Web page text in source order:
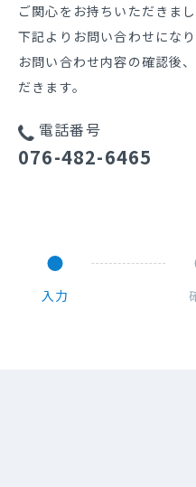
ご関心をお持ちいただきま
下記よりお問い合わせにな
お問い合わせ内容の確認後
だきます。
電話番号
076-482-6465
入力